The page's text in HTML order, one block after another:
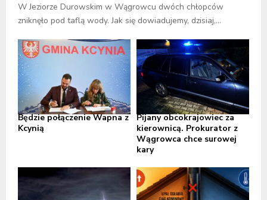
W Jeziorze Durowskim w Wągrowcu dwóch chłopców
zniknęło pod taflą wody. Jak się dowiadujemy, dzisiaj,...
Będzie połączenie Wapna z
Kcynią
Pijany obcokrajowiec za
kierownicą. Prokurator z
Wągrowca chce surowej
kary